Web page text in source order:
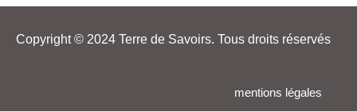
Copyright © 2024 Terre de Savoirs. Tous droits réservés
mentions légales